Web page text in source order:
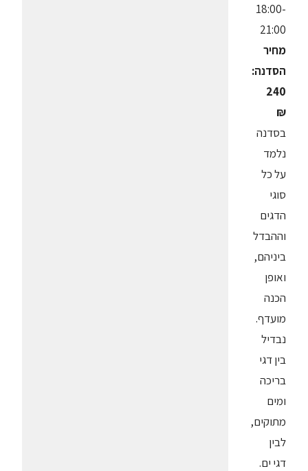
18:00-
21:00
מחיר
הסדנה:
240
₪
בסדנה
נלמד
על כל
סוגי
הדגים
וההבדל
ביניהם,
ואופן
הכנה
מועדף.
נבדיל
בין דגי
בריכה
ומים
מתוקים,
לבין
דגי ים.